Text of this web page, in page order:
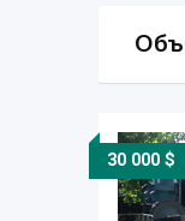
30 000 $